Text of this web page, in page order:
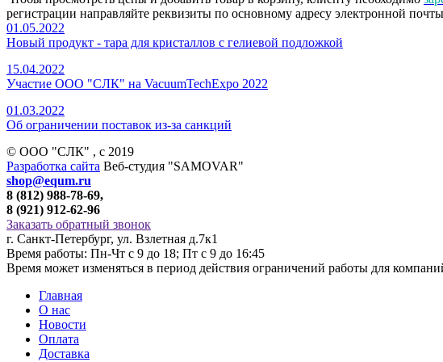
регистрации направляйте реквизиты по основному адресу электронной
01.05.2022
Новый продукт - тара для кристаллов с гелиевой подложкой
15.04.2022
Участие ООО "СЛК" на VacuumTechExpo 2022
01.03.2022
Об ограничении поставок из-за санкций
© ООО "СЛК" , c 2019
Разработка сайта Веб-студия "SAMOVAR"
shop@equm.ru
8 (812) 988-78-69,
8 (921) 912-62-96
Заказать обратный звонок
г. Санкт-Петербург, ул. Взлетная д.7к1
Время работы: Пн-Чт с 9 до 18; Пт с 9 до 16:45
Время может изменяться в период действия ограничений работы для
Главная
О нас
Новости
Оплата
Доставка